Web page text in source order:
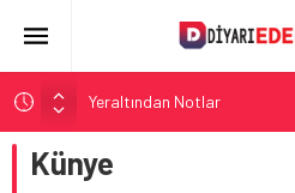
Yeraltından Notlar
Aylak Adam
Zebercet
Künye